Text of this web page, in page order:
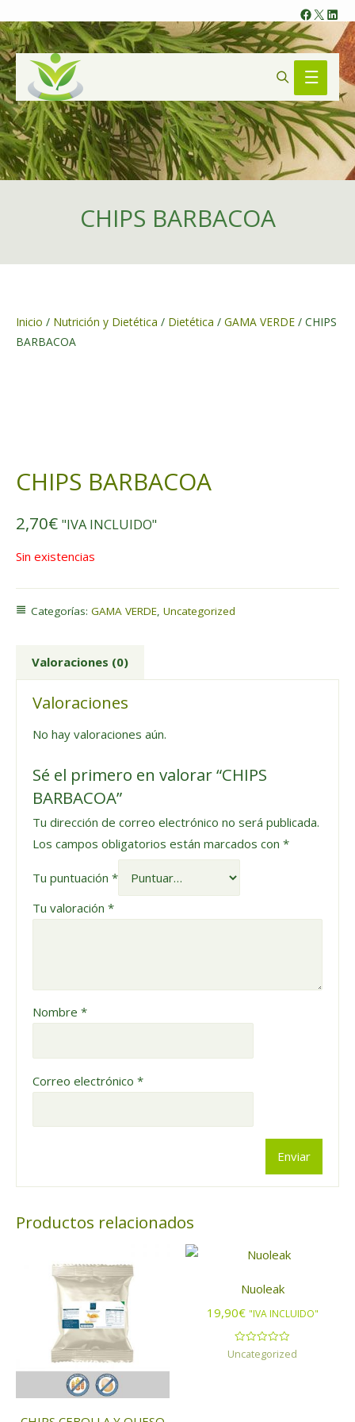
X
Main
Menu
Search
CHIPS BARBACOA
Inicio / Nutrición y Dietética / Dietética / GAMA VERDE / CHIPS
BARBACOA
CHIPS BARBACOA
2,70€ "IVA INCLUIDO"
Sin existencias
Categorías: GAMA VERDE Uncategorized
Valoraciones (0)
Valoraciones
No hay valoraciones aún.
Sé el primero en valorar “CHIPS
BARBACOA”
Tu dirección de correo electrónico no será publicada.
Los campos obligatorios están marcados con *
Tu puntuación *
Tu valoración *
Nombre *
Correo electrónico *
Productos relacionados
Nuoleak
19,90€ "IVA INCLUIDO"
Valorado
con
Uncategorized